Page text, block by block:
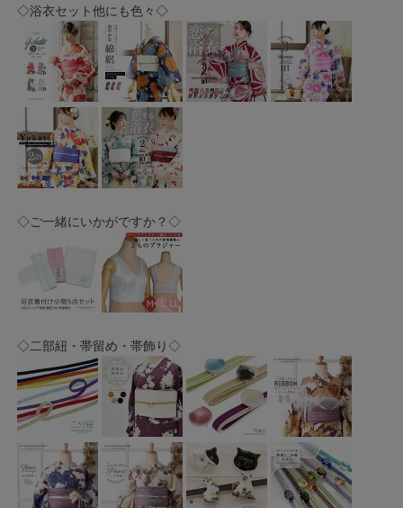
◇浴衣セット他にも色々◇
◇ご一緒にいかがですか？◇
◇二部紐・帯留め・帯飾り◇